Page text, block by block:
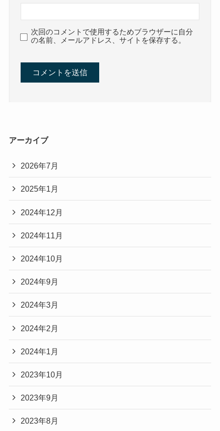
次回のコメントで使用するためブラウザーに自分
の名前、メールアドレス、サイトを保存する。
アーカイブ
2026年7月
2025年1月
2024年12月
2024年11月
2024年10月
2024年9月
2024年3月
2024年2月
2024年1月
2023年10月
2023年9月
2023年8月